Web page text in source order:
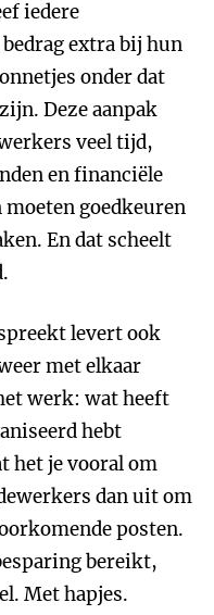
iedere
extra bij hun
onder dat
Deze aanpak
veel tijd,
en financiële
goedkeuren
En dat scheelt
levert ook
met elkaar
werk: wat heeft
hebt
het je vooral om
dan uit om
posten.
bereikt,
Met hapjes.